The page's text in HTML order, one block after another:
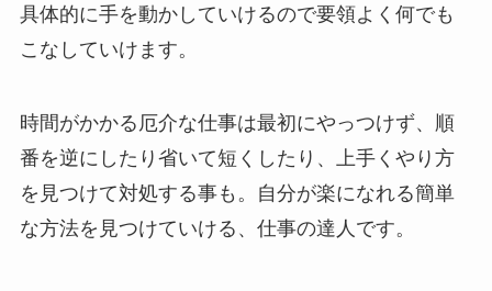
具体的に手を動かしていけるので要領よく何でも
こなしていけます。
時間がかかる厄介な仕事は最初にやっつけず、順
番を逆にしたり省いて短くしたり、上手くやり方
を見つけて対処する事も。自分が楽になれる簡単
な方法を見つけていける、仕事の達人です。